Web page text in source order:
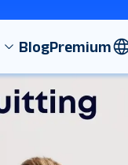
BlogPremium